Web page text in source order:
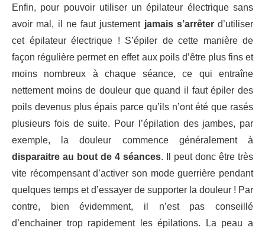
Enfin, pour pouvoir utiliser un épilateur électrique sans
avoir mal, il ne faut justement jamais s’arrêterd’utiliser
cet épilateur électrique ! S’épiler de cette manière de
façon régulière permet en effet aux poils d’être plus fins et
moins nombreux à chaque séance, ce qui entraîne
nettement moins de douleur que quand il faut épiler des
poils devenus plus épais parce qu’ils n’ont été que rasés
plusieurs fois de suite. Pour l’épilation des jambes, par
exemple, la douleur commence généralement à
disparaitre au bout de 4 séances. Il peut donc être très
vite récompensant d’activer son mode guerrière pendant
quelques temps et d’essayer de supporter la douleur ! Par
contre, bien évidemment, il n’est pas conseillé
d’enchainer trop rapidement les épilations. La peau a